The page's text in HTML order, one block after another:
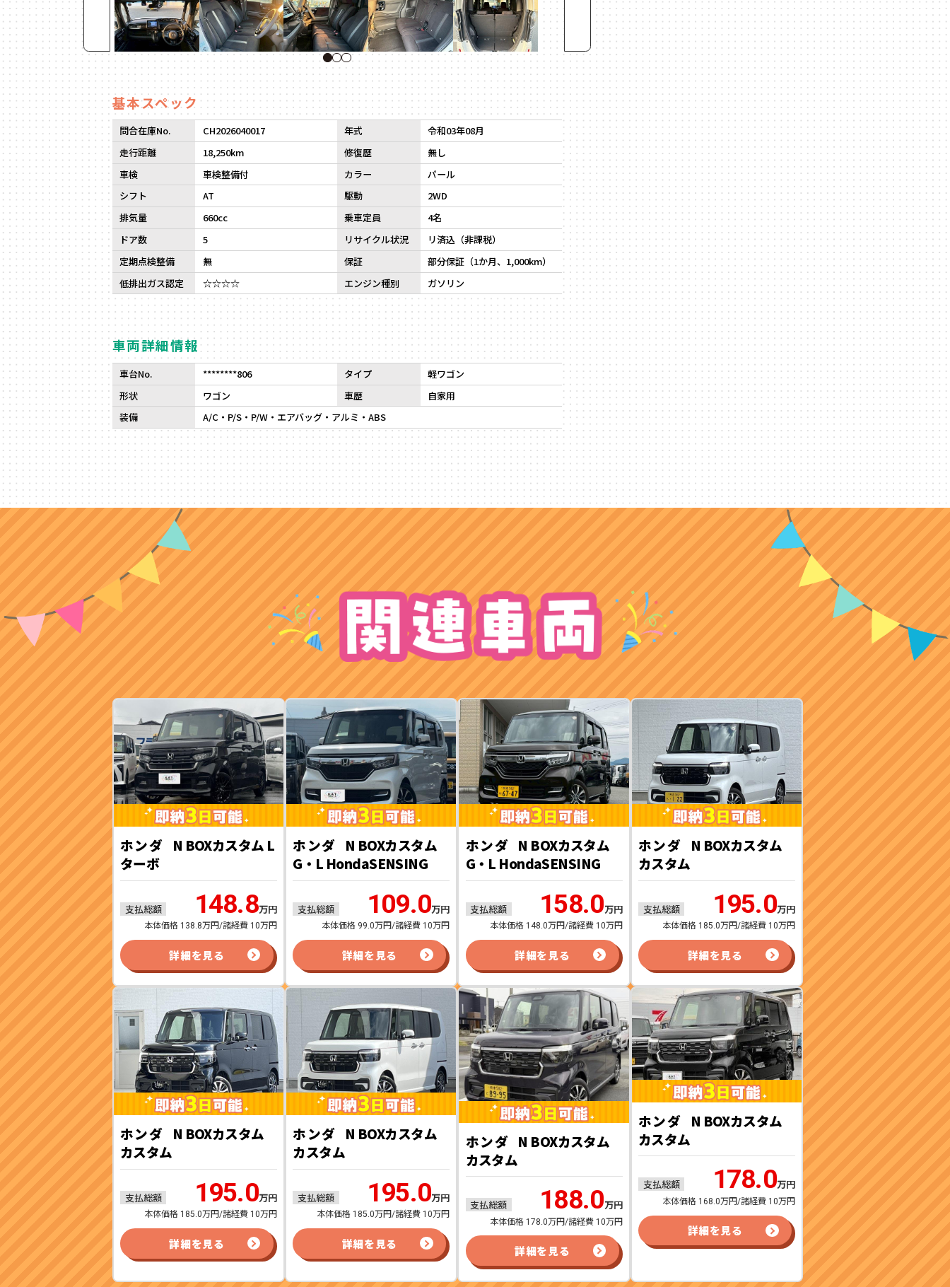
123
基本スペック
問合在庫No. CH2026040017 年式
令和03年08月
走行距離
18,250km 修復歴
無し
車検
車検整備付 カラー
パール
シフト
AT 駆動
2WD
排気量
660cc 乗車定員
4名
ドア数
5 リサイクル状況
リ済込（非課税）
定期点検整備
無 保証
部分保証（1か月、1,000km）
低排出ガス認定
☆☆☆☆ エンジン種別 ガソリン
車両詳細情報
車台No. ********806 タイプ
軽ワゴン
形状
ワゴン 車歴
自家用
装備
A/C・P/S・P/W・エアバッグ・アルミ・ABS
ホンダ N BOXカスタム L
ターボ
支払総額 148.8万円
本体価格 138.8万円/諸経費 10万円
詳細を見る
ホンダ N BOXカスタム
G・L HondaSENSING
支払総額 109.0万円
本体価格 99.0万円/諸経費 10万円
詳細を見る
ホンダ N BOXカスタム
G・L HondaSENSING
支払総額 158.0万円
本体価格 148.0万円/諸経費 10万円
詳細を見る
ホンダ N BOXカスタム
カスタム
支払総額 195.0万円
本体価格 185.0万円/諸経費 10万円
詳細を見る
ホンダ N BOXカスタム
カスタム
支払総額 195.0万円
本体価格 185.0万円/諸経費 10万円
詳細を見る
ホンダ N BOXカスタム
カスタム
支払総額 195.0万円
本体価格 185.0万円/諸経費 10万円
詳細を見る
ホンダ N BOXカスタム
カスタム
支払総額 188.0万円
本体価格 178.0万円/諸経費 10万円
詳細を見る
ホンダ N BOXカスタム
カスタム
支払総額 178.0万円
本体価格 168.0万円/諸経費 10万円
詳細を見る